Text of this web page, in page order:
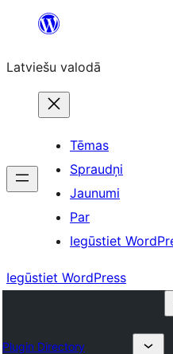
Pāriet
saturu
Latviešu valodā
Tēmas
Spraudņi
Jaunumi
Par
Iegūstiet
Iegūstiet WordPress
Plugin Directory